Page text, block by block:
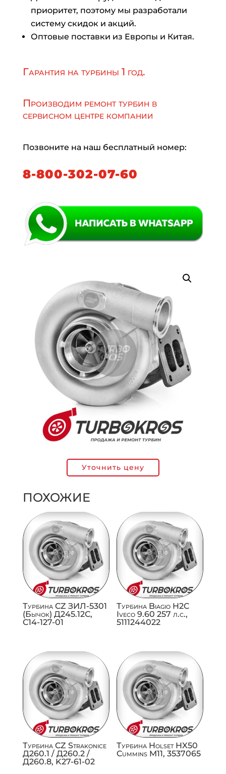
приоритет, поэтому мы разработали
систему скидок и акций.
Оптовые поставки из Европы и Китая.
Гарантия на турбины 1 год.
Производим ремонт турбин в
сервисном центре компании
Позвоните на наш бесплатный номер:
8-800-302-07-60
Уточнить цену
ПОХОЖИЕ
Турбина CZ ЗИЛ-5301
(Бычок) Д245.12С,
C14-127-01
Турбина Biagio H2C
Iveco 9.60 257 л.с.,
5111244022
Турбина CZ Strakonice
Д260.1 / Д260.2 /
Д260.8, K27-61-02
Турбина Holset HX50
Cummins M11, 3537065